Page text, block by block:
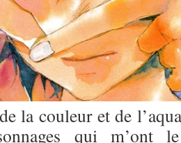
la couleur et de
qui m’ont